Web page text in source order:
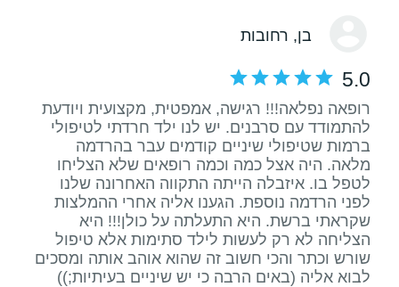
בן, רחובות
5.0
רופאה נפלאה!!! רגישה, אמפטית, מקצועית ויודעת
להתמודד עם סרבנים. יש לנו ילד חרדתי לטיפולי
ברמות שטיפולי שיניים קודמים עבר בהרדמה
מלאה. היה אצל כמה וכמה רופאים שלא הצליחו
לטפל בו. איזבלה הייתה התקווה האחרונה שלנו
לפני הרדמה נוספת. הגענו אליה אחרי ההמלצות
שקראתי ברשת. היא התעלתה על כולן!!! היא
הצליחה לא רק לעשות לילד סתימות אלא טיפול
שורש וכתר והכי חשוב זה שהוא אוהב אותה ומסכים
לבוא אליה (באים הרבה כי יש שיניים בעיתיות;))